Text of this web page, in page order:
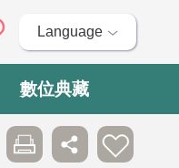
Language
數位典藏